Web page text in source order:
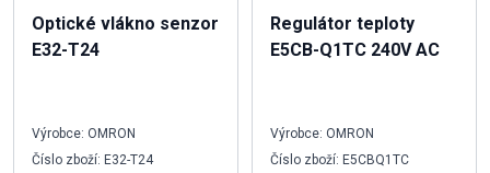
Optické vlákno senzor
E32-T24
Výrobce: OMRON
Číslo zboží: E32-T24
Regulátor teploty
E5CB-Q1TC 240V AC
Výrobce: OMRON
Číslo zboží: E5CBQ1TC